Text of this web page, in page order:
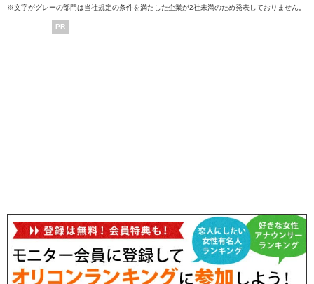
※文字がグレーの部門は当社規定の条件を満たした企業が2社未満のため発表しておりません。
PR